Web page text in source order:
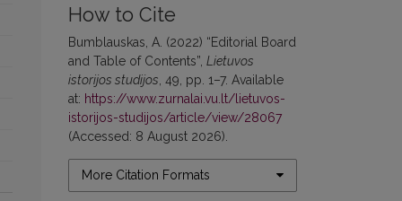
How to Cite
Bumblauskas, A. (2022) “Editorial Board
and Table of Contents”, Lietuvos
istorijos studijos , 49, pp. 1–7. Available
at: https://www.zurnalai.vu.lt/lietuvos-
istorijos-studijos/article/view/28067
(Accessed: 8 August 2026).
More Citation Formats